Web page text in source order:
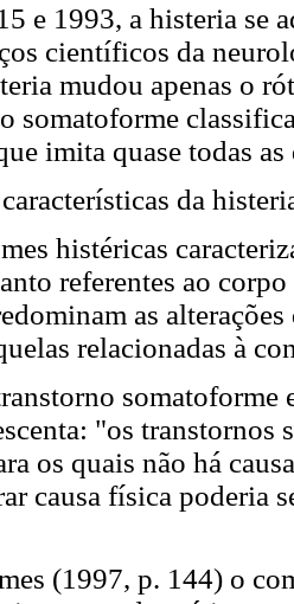
e 1993, a histeria se
científicos da
mudou apenas o
somatoforme
imita quase todas
características da
histéricas
referentes ao
as
relacionadas à
somatoforme
"os transtornos
os quais não há
causa física poderia
(1997, p. 144) o